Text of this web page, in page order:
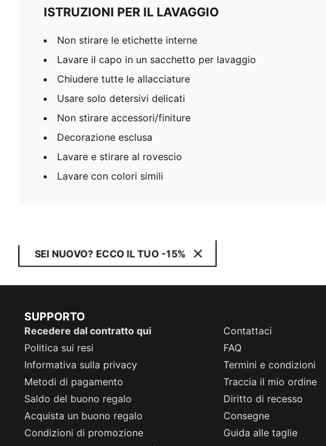
ISTRUZIONI PER IL LAVAGGIO
Non stirare le etichette interne
Lavare il capo in un sacchetto per lavaggio
Chiudere tutte le allacciature
Usare solo detersivi delicati
Non stirare accessori/finiture
Decorazione esclusa
Lavare e stirare al rovescio
Lavare con colori simili
SEI NUOVO? ECCO IL TUO -15%
SUPPORTO
Recedere dal contratto qui
Contattaci
Politica sui resi
FAQ
Informativa sulla privacy
Termini e condizioni
Metodi di pagamento
Traccia il mio ordine
Saldo del buono regalo
Diritto di recesso
Acquista un buono regalo
Consegne
Condizioni di promozione
Guida alle taglie